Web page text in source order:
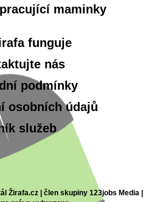
maminky
funguje
nás
podmínky
osobních údajů
služeb
Žirafa.cz | člen skupiny 123jobs Media |